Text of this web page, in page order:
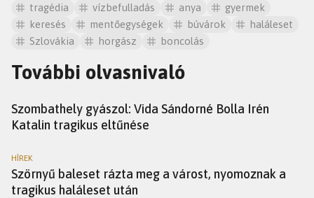
tragédia vízbefulladás anya
gyermek
keresés
mentőegységek búvárok
haláleset
Szlovákia
horgász boncolás
További olvasnivaló
Szombathely gyászol: Vida Sándorné Bolla Irén
Katalin tragikus eltűnése
HÍREK
Szörnyű baleset rázta meg a várost, nyomoznak a
tragikus haláleset után